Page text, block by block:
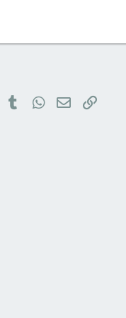
PinterestTumblrWhatsApp
EmailLink